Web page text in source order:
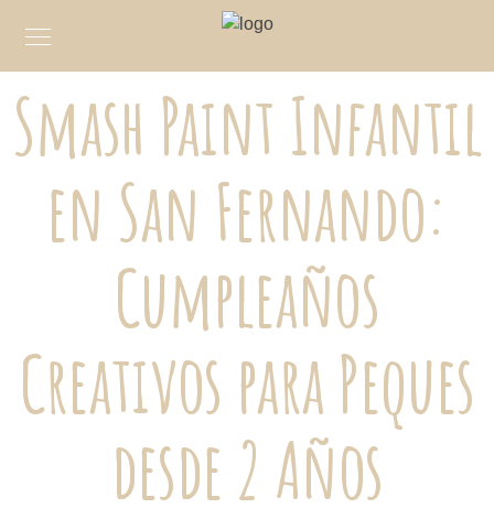
Smash Paint Infantil
en San Fernando:
Cumpleaños
Creativos para Peques
desde 2 Años